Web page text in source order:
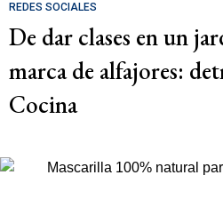
REDES SOCIALES
De dar clases en un
marca de alfajores:
Cocina